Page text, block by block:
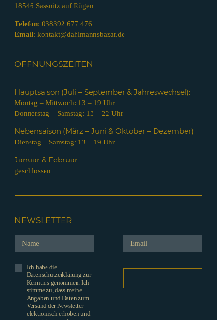
18546 Sassnitz auf Rügen
Telefon: 038392 677 476
Email: kontakt@dahlmannsbazar.de
ÖFFNUNGSZEITEN
Hauptsaison (Juli – September & Jahreswechsel):
Montag – Mittwoch: 13 – 19 Uhr
Donnerstag – Samstag: 13 – 22 Uhr
Nebensaison (März – Juni & Oktober – Dezember)
Dienstag – Samstag: 13 – 19 Uhr
Januar & Februar
geschlossen
NEWSLETTER
Ich habe die
Datenschutzerklärung zur
Kenntnis genommen. Ich
stimme zu, dass meine
Angaben und Daten zum
Versand der Newsletter
elektronisch erhoben und